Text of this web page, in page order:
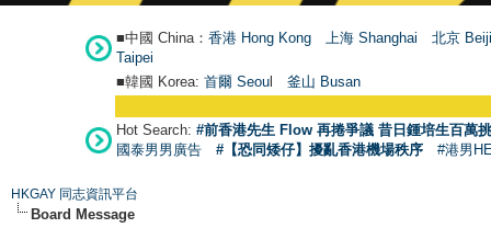
■中國 China： 香港 Hong Kong 上海 Shanghai
北京
Taipei
■韓國 Korea: 首爾 Seoul 釜山 Busan
Hot Search: #前香港先生 Flow 再捲爭議 昔日鍾培生百萬
國泰男男廣告
#【恐同矮仔】擾亂香港機場秩序 #港男
HKGAY 同志資訊平台
Board Message